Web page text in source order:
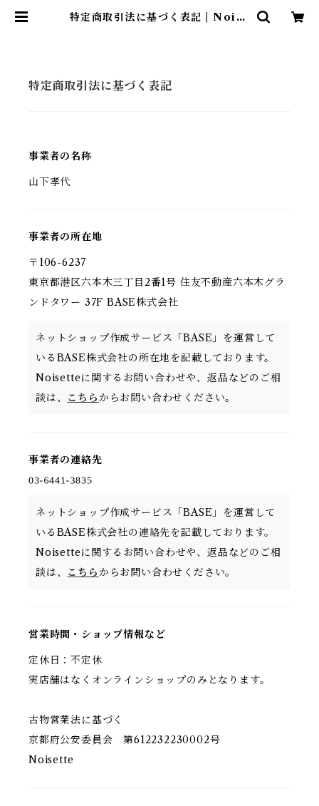
特定商取引法に基づく表記 | Noise
特定商取引法に基づく表記
事業者の名称
山下孝代
事業者の所在地
〒106-6237
東京都港区六本木三丁目2番1号 住友不動産六本木グラ
ンドタワー 37F BASE株式会社
ネットショップ作成サービス「BASE」を運営して
いるBASE株式会社の所在地を記載しております。
Noisetteに関するお問い合わせや、返品などのご相
談は、 こちら からお問い合わせください。
事業者の連絡先
ネットショップ作成サービス「BASE」を運営して
いるBASE株式会社の連絡先を記載しております。
Noisetteに関するお問い合わせや、返品などのご相
談は、 こちら からお問い合わせください。
営業時間・ショップ情報など
定休日：不定休
実店舗はなくオンラインショップのみとなります。
古物営業法に基づく
京都府公安委員会 第612232230002号
Noisette